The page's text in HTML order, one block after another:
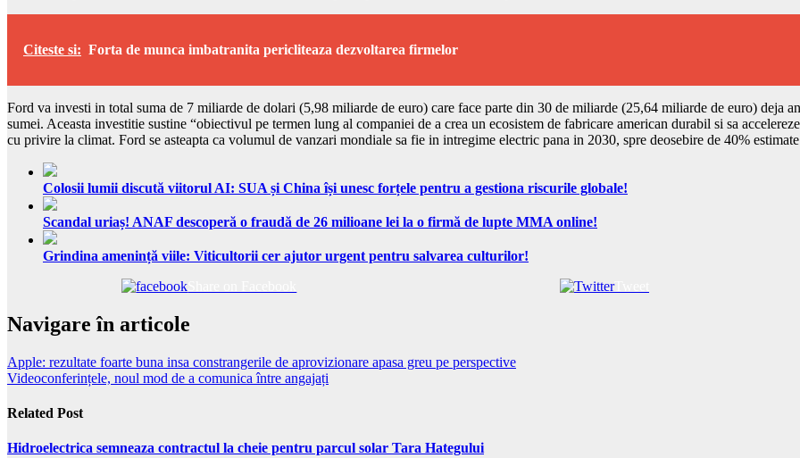
Citeste si: Forta de munca imbatranita pericliteaza dezvoltarea firmelor
Ford va investi in total suma de 7 miliarde de dolari (5,98 miliarde de euro) care face parte din 30 de miliarde (25,64 miliarde de euro) deja
sumei. Aceasta investitie sustine “obiectivul pe termen lung al companiei de a crea un ecosistem de fabricare american durabil si sa
cu privire la climat. Ford se asteapta ca volumul de vanzari mondiale sa fie in intregime electric pana in 2030, spre deosebire de 40%
Colosii lumii discută viitorul AI: SUA și China își unesc forțele pentru a gestiona riscurile globale!
Scandal uriaș! ANAF descoperă o fraudă de 26 milioane lei la o firmă de lupte MMA online!
Grindina amenință viile: Viticultorii cer ajutor urgent pentru salvarea culturilor!
Tweet
Navigare în articole
Apple: rezultate foarte buna insa constrangerile de aprovizionare apasa greu pe perspective
Videoconferințele, noul mod de a comunica între angajați
Related Post
Hidroelectrica semneaza contractul la cheie pentru parcul solar Tara Hategului